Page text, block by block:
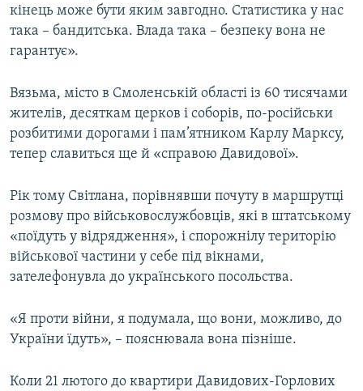
кінець може бути яким завгодно. Статистика у нас
така – бандитська. Влада така – безпеку вона не
гарантує».
Вязьма, місто в Смоленській області із 60 тисячами
жителів, десяткам церков і соборів, по-російськи
розбитими дорогами і пам’ятником Карлу Марксу,
тепер славиться ще й «справою Давидової».
Рік тому Світлана, порівнявши почуту в маршрутці
розмову про військовослужбовців, які в штатському
«поїдуть у відрядження», і спорожнілу територію
військової частини у себе під вікнами,
зателефонувла до українського посольства.
«Я проти війни, я подумала, що вони, можливо, до
України їдуть», – пояснювала вона пізніше.
Коли 21 лютого до квартири Давидових-Горлових